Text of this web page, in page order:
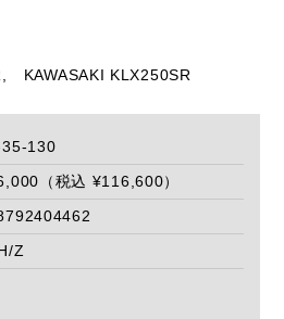
KAWASAKI KLX250SR
130
（税込 ¥116,600）
Z